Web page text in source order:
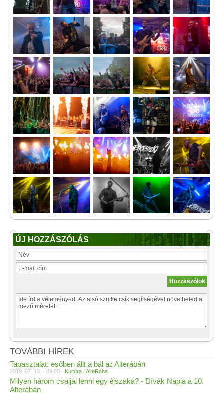
ÚJ HOZZÁSZÓLÁS
TOVÁBBI HÍREK
Tapasztalat: esőben állt a bál az Alterábán
2019. 07. 13. - 09:00 - Kultúra /AlteRába
Milyen három csajjal lenni egy éjszaka? - Dívák Napja a 10.
Alterábán